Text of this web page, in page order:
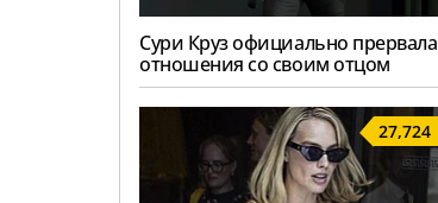
Сури Круз официально прервала
отношения со своим отцом
27,724